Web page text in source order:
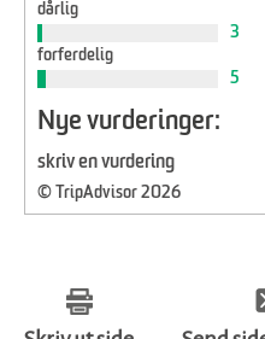
dårlig
3
forferdelig
5
Nye vurderinger:
skriv en vurdering
© TripAdvisor 2026